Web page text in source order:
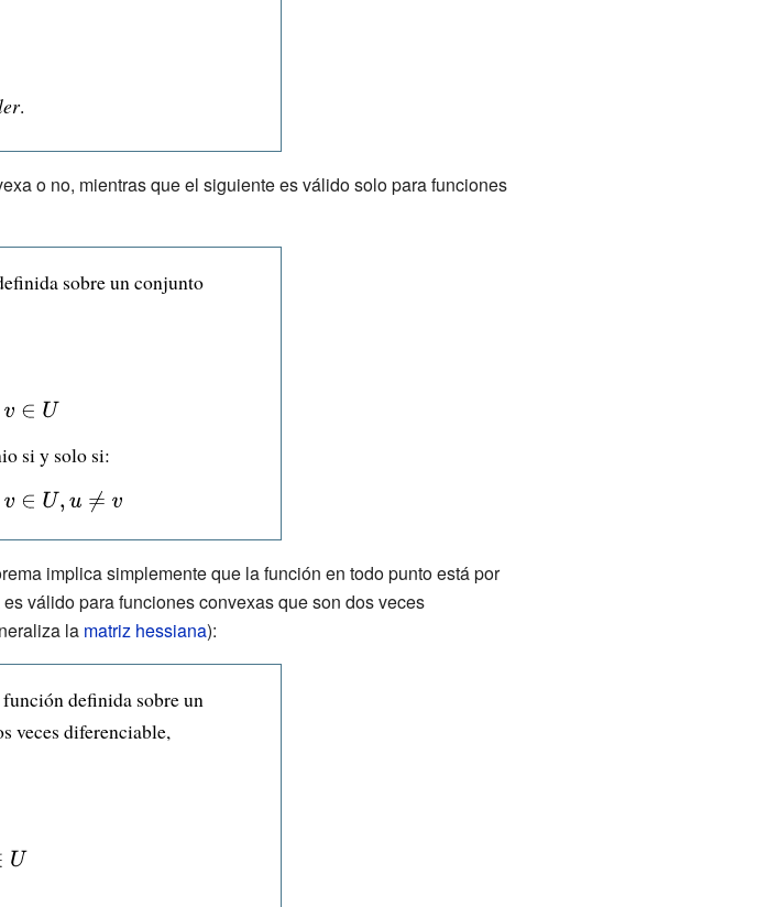
.
o no, mientras que el siguiente es válido solo para funciones
sobre un conjunto
si y solo si:
implica simplemente que la función en todo punto está por
válido para funciones convexas que son dos veces
la matriz hessiana):
definida sobre un
veces diferenciable,